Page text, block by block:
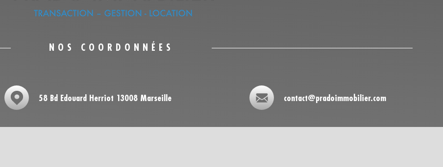
NOS COORDONNÉES
58 Bd Edouard Herriot 13008 Marseille contact@pradoimmobilier.com